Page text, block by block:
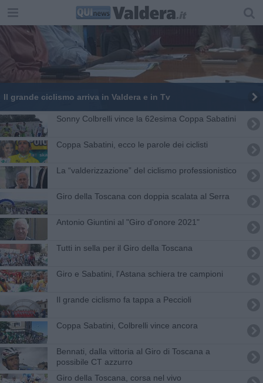
Il grande ciclismo arriva in Valdera e in Tv
Sonny Colbrelli vince la 62esima Coppa Sabatini
Coppa Sabatini, ecco le parole dei ciclisti
La “valderizzazione” del ciclismo professionistico
Giro della Toscana con doppia scalata al Serra
Antonio Giuntini al "Giro d'onore 2021"
Tutti in sella per il Giro della Toscana
Giro e Sabatini, l'Astana schiera tre campioni
Il grande ciclismo fa tappa a Peccioli
Coppa Sabatini, Colbrelli vince ancora
Bennati, dalla vittoria al Giro di Toscana a
possibile CT azzurro
Giro della Toscana, corsa nel vivo